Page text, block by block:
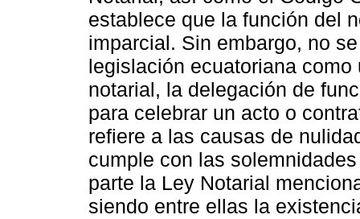
establece que la función del
imparcial. Sin embargo, no
legislación ecuatoriana
notarial, la delegación de
para celebrar un acto o
refiere a las causas de
cumple con las
parte la Ley Notarial
siendo entre ellas la